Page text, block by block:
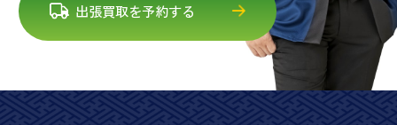
出張買取を予約する